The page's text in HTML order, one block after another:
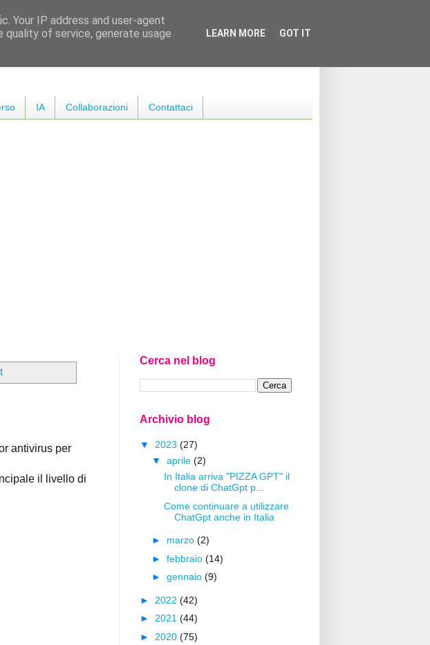
IA Collaborazioni Contattaci
antivirus per
il livello di
Cerca nel blog
Archivio blog
▼ 2023 (27)
▼ aprile (2)
In Italia arriva "PIZZA GPT" il
clone di ChatGpt p...
Come continuare a utilizzare
ChatGpt anche in Italia
► marzo (2)
► febbraio (14)
► gennaio (9)
► 2022 (42)
► 2021 (44)
► 2020 (75)
Your IP address and user-agent
quality of service, generate usage
LEARN MORE GOT IT